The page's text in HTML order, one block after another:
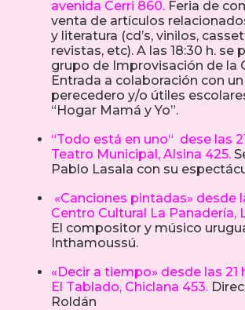
avenida Cerri 860. Feria de
venta de artículos
y literatura (cd’s, vinilos,
revistas, etc). A las 18:30 h. se
grupo de Improvisación de la
Entrada a colaboración con
perecedero y/o útiles
“Hogar Mamá y Yo”.
“Todo está en uno“ dese las
Teatro Municipal, Alsina 425.
Pablo Lasala con su
«Canciones pintadas» desde
Centro Cultural La Panadería,
El compositor y músico
Inthamoussú.
«Decir a tiempo» desde las 21
El Tablado, Chiclana 453.
Roldán